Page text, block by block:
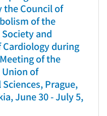
the Council of
of the
and
Cardiology during
of the
of
Prague,
June 30 - July 5,